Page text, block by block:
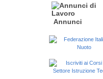
Annunci